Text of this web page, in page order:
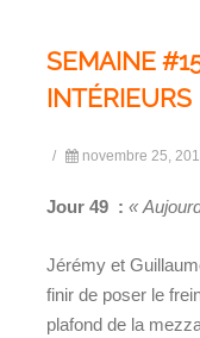
SEMAINE
INTÉRIEURS
/ novembre 25,
Jour 49 : «
Jérémy et
finir de poser le
plafond de la